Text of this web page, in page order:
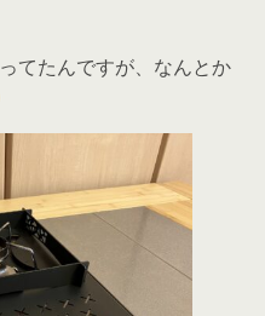
てたんですが、なんとか